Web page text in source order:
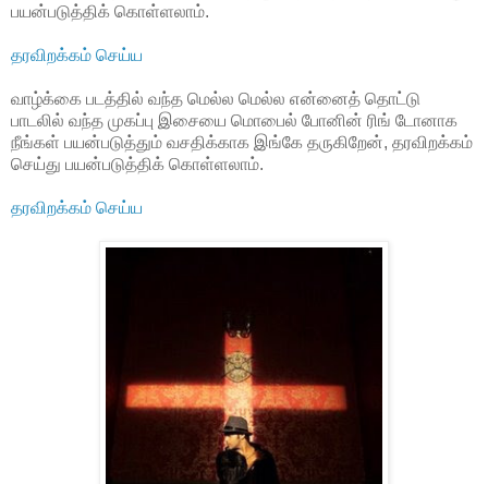
பயன்படுத்திக் கொள்ளலாம்.
தரவிறக்கம் செய்ய
வாழ்க்கை படத்தில் வந்த மெல்ல மெல்ல என்னைத் தொட்டு
பாடலில் வந்த முகப்பு இசையை மொபைல் போனின் ரிங் டோனாக
நீங்கள் பயன்படுத்தும் வசதிக்காக இங்கே தருகிறேன், தரவிறக்கம்
செய்து பயன்படுத்திக் கொள்ளலாம்.
தரவிறக்கம் செய்ய